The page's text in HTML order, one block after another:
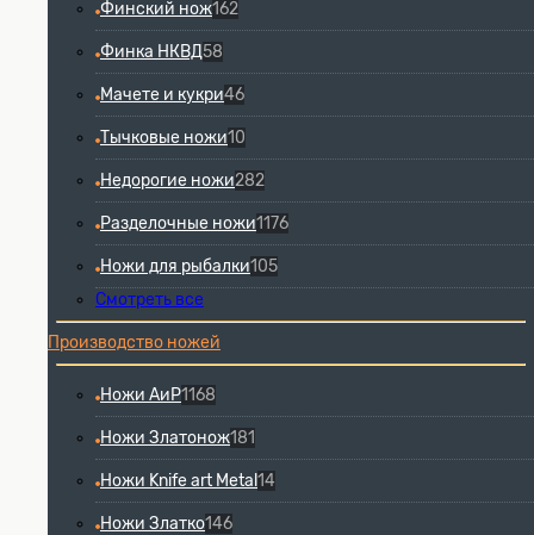
Финский нож162
Финка НКВД58
Мачете и кукри46
Тычковые ножи10
Недорогие ножи282
Разделочные ножи1176
Ножи для рыбалки105
Смотреть все
Производство ножей
Ножи АиР1168
Ножи Златонож181
Ножи Knife art Metal 14
Ножи Златко146